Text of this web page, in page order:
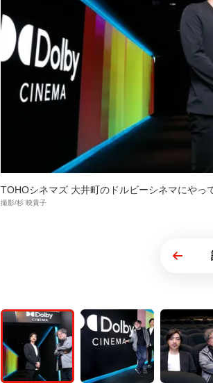
TOHOシネマズ 大井町のドルビーシネマにやっ
撮影/杉 映貴子